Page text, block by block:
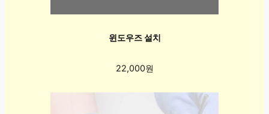
윈도우즈 설치
22,000원